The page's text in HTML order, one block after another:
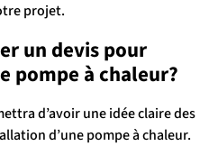
projet.
un devis pour
pompe à chaleur?
d’avoir une idée claire des
d’une pompe à chaleur.